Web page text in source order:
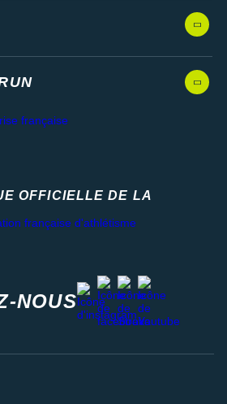
OFFICIELLE DE LA
NOUS
instagram
facebook
stravayoutube